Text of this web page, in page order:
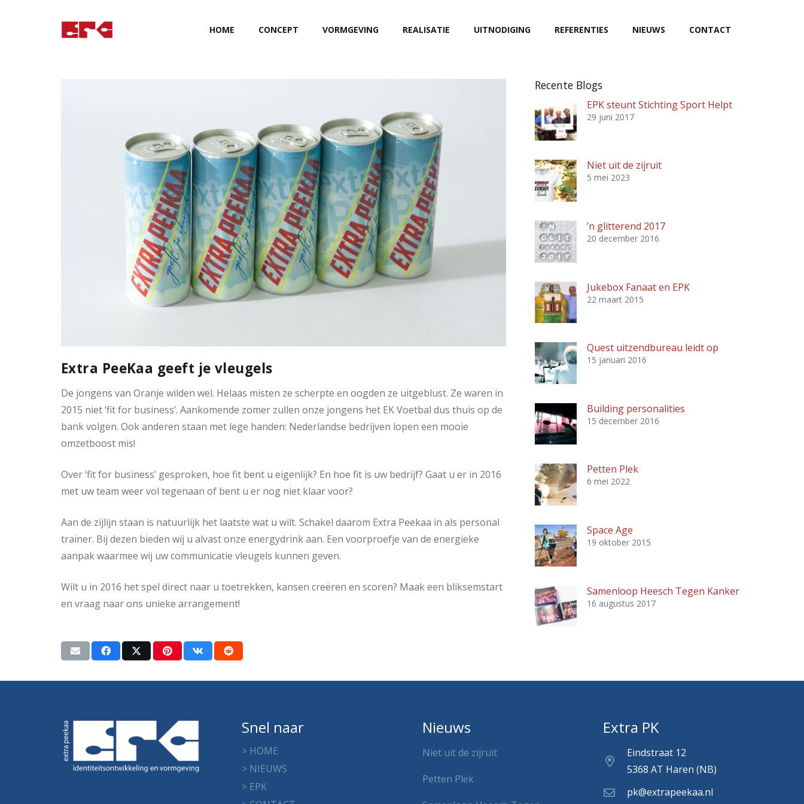
HOME CONCEPT VORMGEVING REALISATIE UITNODIGING REFERENTIES NIEUWS CONTACT
Extra PeeKaa geeft je vleugels
De jongens van Oranje wilden wel. Helaas misten ze scherpte en oogden ze uitgeblust. Ze waren in
2015 niet ‘fit for business’. Aankomende zomer zullen onze jongens het EK Voetbal dus thuis op de
bank volgen. Ook anderen staan met lege handen: Nederlandse bedrijven lopen een mooie
omzetboost mis!
Over ‘fit for business’ gesproken, hoe fit bent u eigenlijk? En hoe fit is uw bedrijf? Gaat u er in 2016
met uw team weer vol tegenaan of bent u er nog niet klaar voor?
Aan de zijlijn staan is natuurlijk het laatste wat u wilt. Schakel daarom Extra Peekaa in als personal
trainer. Bij dezen bieden wij u alvast onze energydrink aan. Een voorproefje van de energieke
aanpak waarmee wij uw communicatie vleugels kunnen geven.
Wilt u in 2016 het spel direct naar u toetrekken, kansen creëren en scoren? Maak een bliksemstart
en vraag naar ons unieke arrangement!
Recente Blogs
EPK steunt Stichting Sport Helpt
29 juni 2017
Niet uit de zijruit
5 mei 2023
’n glitterend 2017
20 december 2016
Jukebox Fanaat en EPK
22 maart 2015
Quest uitzendbureau leidt op
15 januari 2016
Building personalities
15 december 2016
Petten Plek
6 mei 2022
Space Age
19 oktober 2015
Samenloop Heesch Tegen Kanker
16 augustus 2017
Snel naar
> HOME
> NIEUWS
> EPK
Nieuws
Niet uit de zijruit
Petten Plek
Extra PK
Eindstraat 12
5368 AT Haren (NB)
pk@extrapeekaa.nl